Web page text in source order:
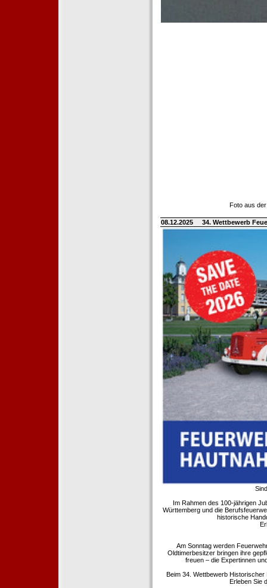
Foto aus
08.12.2025 34. Wettbewerb
Im Rahmen des 100-jährigen
Württemberg und die
historische
Am Sonntag werden
Oldtimerbesitzer bringen ihre
freuen – die Expertinnen
Beim 34. Wettbewerb
Erleben Sie